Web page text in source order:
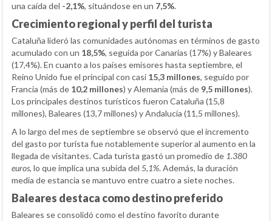
una caída del -2,1%, situándose en un 7,5%.
Crecimiento regional y perfil del turista
Cataluña lideró las comunidades autónomas en términos de gasto
acumulado con un 18,5%, seguida por Canarias (17%) y Baleares
(17,4%). En cuanto a los países emisores hasta septiembre, el
Reino Unido fue el principal con casi 15,3 millones, seguido por
Francia (más de 10,2 millones) y Alemania (más de 9,5 millones).
Los principales destinos turísticos fueron Cataluña (15,8
millones), Baleares (13,7 millones) y Andalucía (11,5 millones).
A lo largo del mes de septiembre se observó que el incremento
del gasto por turista fue notablemente superior al aumento en la
llegada de visitantes. Cada turista gastó un promedio de 1.380
euros, lo que implica una subida del 5,1%. Además, la duración
media de estancia se mantuvo entre cuatro a siete noches.
Baleares destaca como destino preferido
Baleares se consolidó como el destino favorito durante